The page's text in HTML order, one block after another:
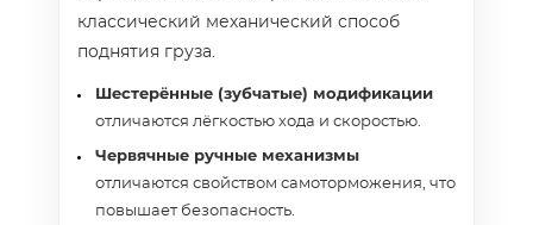
классический механический способ
поднятия груза.
Шестерённые (зубчатые) модификации
отличаются лёгкостью хода и скоростью.
Червячные ручные механизмы
отличаются свойством самоторможения, что
повышает безопасность.